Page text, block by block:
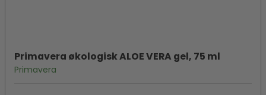
Primavera økologisk ALOE VERA gel, 75 ml
Primavera